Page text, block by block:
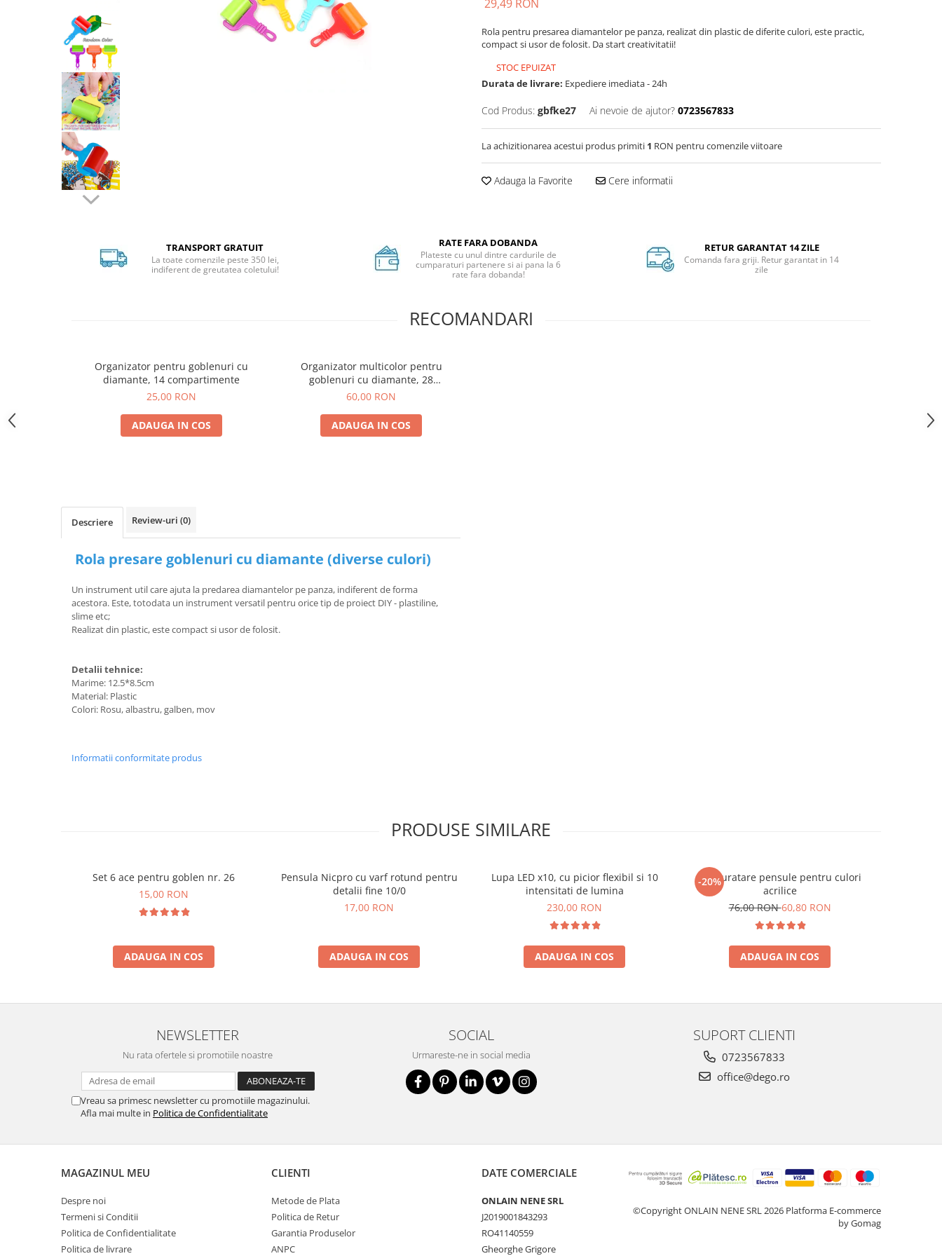
Facebook
29,49 RON
Rola pentru presarea diamantelor pe panza, realizat din plastic de diferite culori, este practic,
compact si usor de folosit. Da start creativitatii!
STOC EPUIZAT
Durata de livrare: Expediere imediata - 24h
Cod Produs: gbfke27 Ai nevoie de ajutor? 0723567833
La achizitionarea acestui produs primiti 1 RON pentru comenzile viitoare
Adauga la Favorite Cere informatii
TRANSPORT GRATUIT
La toate comenzile peste 350 lei,
indiferent de greutatea coletului!
RATE FARA DOBANDA
Plateste cu unul dintre cardurile de
cumparaturi partenere si ai pana la 6
rate fara dobanda!
RETUR GARANTAT 14 ZILE
Comanda fara griji. Retur garantat in 14
zile
RECOMANDARI
Organizator pentru goblenuri cu
diamante, 14 compartimente
25,00 RON
ADAUGA IN COS
Organizator multicolor pentru
goblenuri cu diamante, 28
compartimente
60,00 RON
ADAUGA IN COS
Descriere Review-uri (0)
Rola presare goblenuri cu diamante (diverse culori)
Un instrument util care ajuta la predarea diamantelor pe panza, indiferent de forma
acestora. Este, totodata un instrument versatil pentru orice tip de proiect DIY - plastiline,
slime etc;
Realizat din plastic, este compact si usor de folosit.
Detalii tehnice:
Marime: 12.5*8.5cm
Material: Plastic
Colori: Rosu, albastru, galben, mov
Informatii conformitate produs
PRODUSE SIMILARE
Set 6 ace pentru goblen nr. 26
15,00 RON
ADAUGA IN COS
Pensula Nicpro cu varf rotund pentru
detalii fine 10/0
17,00 RON
ADAUGA IN COS
Lupa LED x10, cu picior flexibil si 10
intensitati de lumina
230,00 RON
ADAUGA IN COS
-20%
Set curatare pensule pentru culori
acrilice
76,00 RON60,80 RON
ADAUGA IN COS
NEWSLETTER
Nu rata ofertele si promotiile noastre
Vreau sa primesc newsletter cu promotiile magazinului.
Afla mai multe in Politica de Confidentialitate
SOCIAL
Urmareste-ne in social media
SUPORT CLIENTI
0723567833
office@dego.ro
MAGAZINUL MEU
Despre noi
Termeni si Conditii
Politica de Confidentialitate
Politica de livrare
CLIENTI
Metode de Plata
Politica de Retur
Garantia Produselor
ANPC
DATE COMERCIALE
ONLAIN NENE SRL
J2019001843293
RO41140559
Gheorghe Grigore
©Copyright ONLAIN NENE SRL 2026 Platforma E-commerce
by Gomag